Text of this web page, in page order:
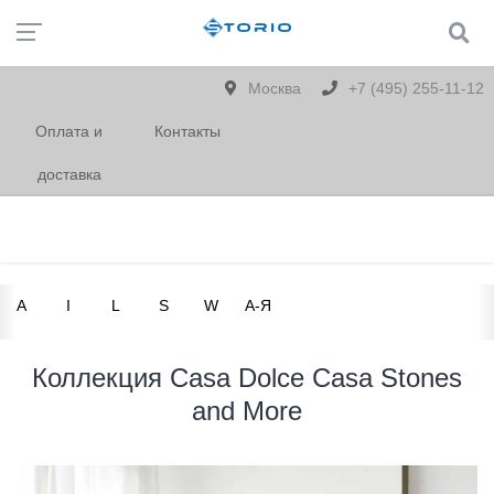
Москва +7 (495) 255-11-12
Оплата и
доставка
Контакты
A I L S W А-Я
Коллекция Casa Dolce Casa Stones
and More